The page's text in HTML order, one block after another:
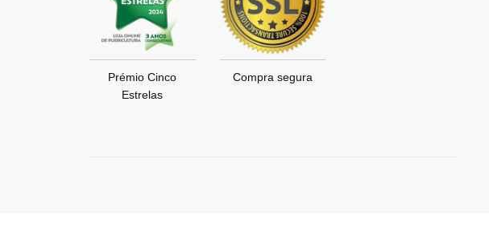
Prémio Cinco
Estrelas
Compra segura